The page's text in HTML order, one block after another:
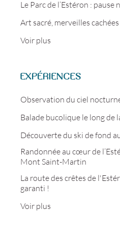
Le Parc de l’Estéron : pause
Art sacré, merveilles cachées
Voir plus
EXPÉRIENCES
Observation du ciel
Balade bucolique le long de
Découverte du ski de fond
Randonnée au cœur de
Mont Saint-Martin
La route des crêtes de
garanti !
Voir plus